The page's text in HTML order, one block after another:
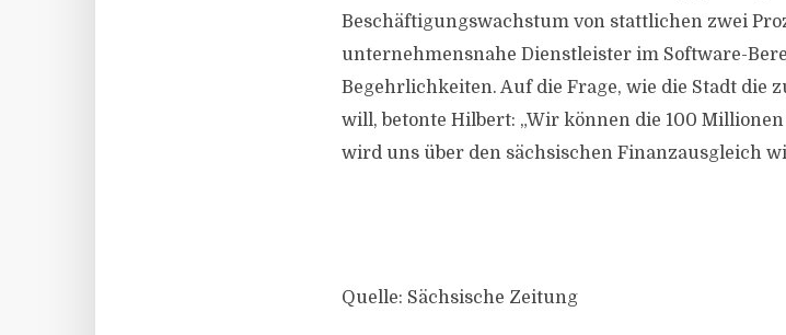
Beschäftigungswachstum von stattlichen zwei
unternehmensnahe Dienstleister im Software-
Begehrlichkeiten. Auf die Frage, wie die Stadt die
will, betonte Hilbert: „Wir können die 100
wird uns über den sächsischen Finanzausgleich
Quelle: Sächsische Zeitung